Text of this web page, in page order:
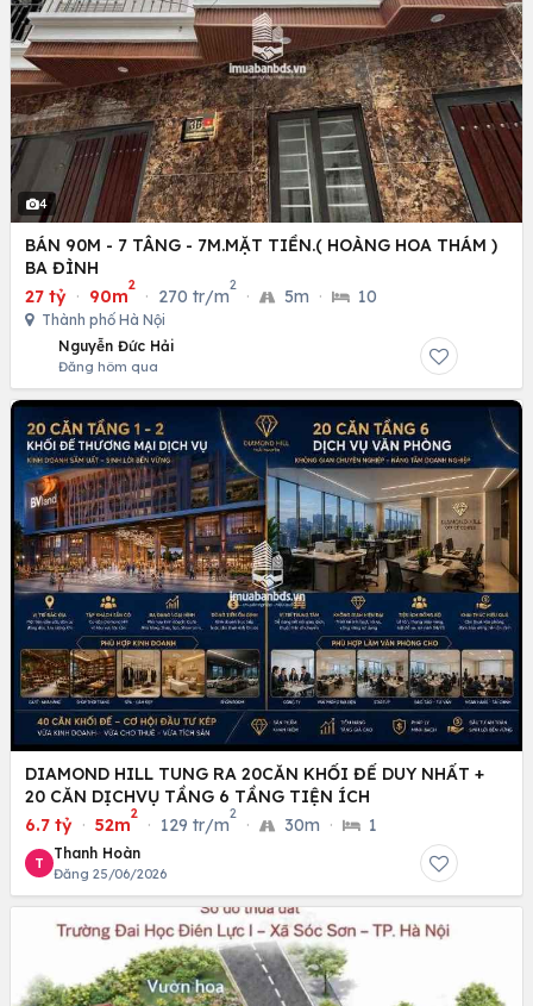
4
BÁN 90M - 7 TÂNG - 7M.MẶT TIỀN.( HOÀNG HOA THÁM )
BA ĐÌNH
27 tỷ · 90m
2
· 270 tr/m
2
· 5m · 10
Thành phố Hà Nội
Nguyễn Đức Hải
Đăng hôm qua
DIAMOND HILL TUNG RA 20CĂN KHỐI ĐẾ DUY NHẤT +
20 CĂN DỊCHVỤ TẦNG 6 TẦNG TIỆN ÍCH
6.7 tỷ · 52m
2
· 129 tr/m
2
· 30m · 1
T
Thanh Hoàn
Đăng 25/06/2026